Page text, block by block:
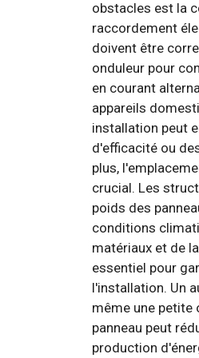
obstacles est la
raccordement
doivent être
onduleur pour
en courant
appareils
installation peut
d'efficacité ou
plus,
crucial. Les
poids des
conditions
matériaux et de
essentiel pour
l'installation. Un
même une petite
panneau peut
production